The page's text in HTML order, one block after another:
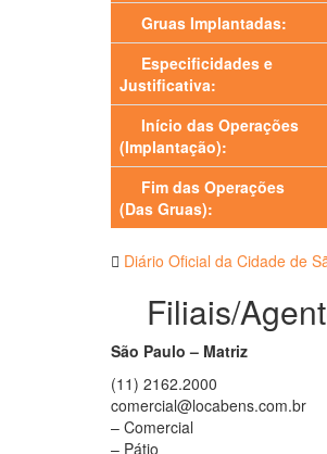
Gruas Implantadas:
Especificidades e
Justificativa:
Início das Operações
(Implantação):
Fim das Operações
(Das Gruas):
Diário Oficial da Cidade de
Filiais/
São Paulo – Matriz
(11) 2162.2000
comercial@locabens.com.br
– Comercial
– Pátio